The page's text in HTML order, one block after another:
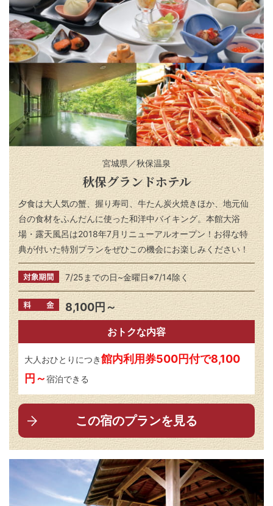
宮城県／秋保温泉
秋保グランドホテル
夕食は大人気の蟹、握り寿司、牛たん炭火焼きほか、地元仙
台の食材をふんだんに使った和洋中バイキング。本館大浴
場・露天風呂は2018年7月リニューアルオープン！お得な特
典が付いた特別プランをぜひこの機会にお楽しみください！
7/25までの日~金曜日※7/14除く
8,100円～
おトクな内容
大人おひとりにつき館内利用券500円付で8,100
円～宿泊できる
この宿のプランを見る